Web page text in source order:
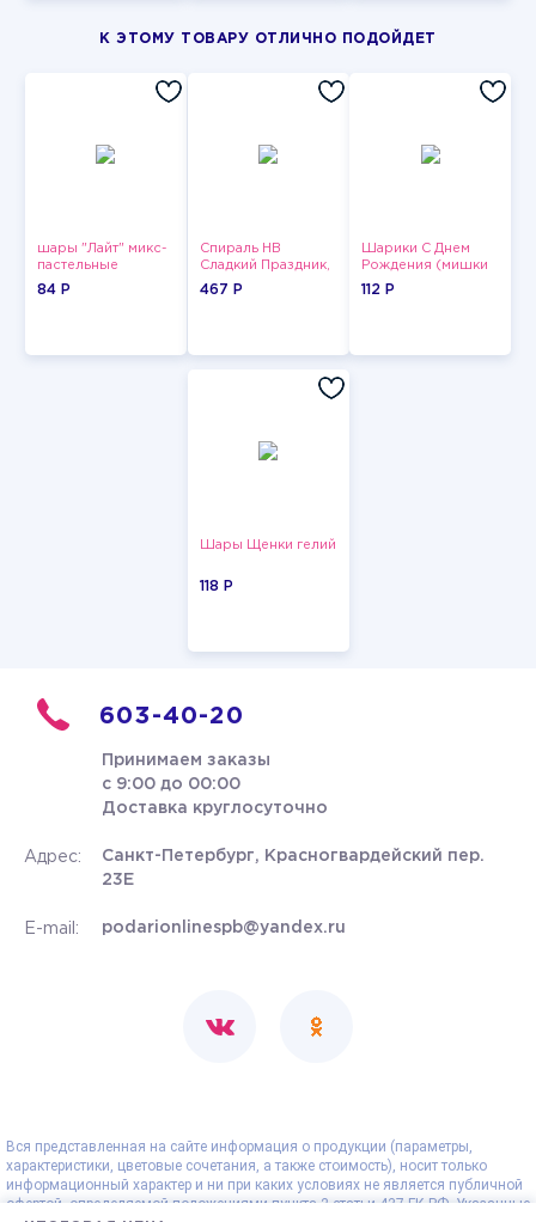
К ЭТОМУ ТОВАРУ ОТЛИЧНО ПОДОЙДЕТ
шары "Лайт" микс-
пастельные
84 P
Спираль HB
Сладкий Праздник,
12 шт.
467 P
Шарики С Днем
Рождения (мишки
и тортики)
112 P
Шары Щенки гелий
118 P
603-40-20
Принимаем заказы
с 9:00 до 00:00
Доставка круглосуточно
Адрес:
Санкт-Петербург, Красногвардейский пер.
23Е
E-mail: podarionlinespb@yandex.ru
Вся представленная на сайте информация о продукции (параметры,
характеристики, цветовые сочетания, а также стоимость), носит только
информационный характер и ни при каких условиях не является публичной
офертой, определяемой положениями пункта 2 статьи 437 ГК РФ. Указанные